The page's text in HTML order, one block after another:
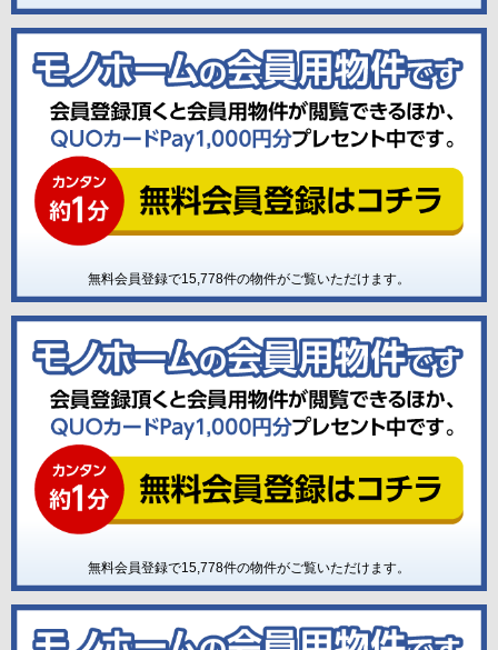
無料会員登録で15,778件の物件がご覧いただけます。
無料会員登録で15,778件の物件がご覧いただけます。